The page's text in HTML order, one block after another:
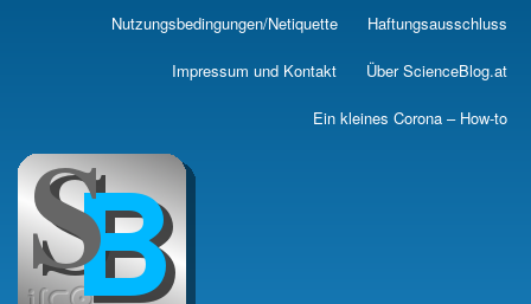
Skip
main
Nutzungsbedingungen/Netiquette Haftungsausschluss
Impressum und Kontakt Über ScienceBlog.at
Ein kleines Corona – How-to